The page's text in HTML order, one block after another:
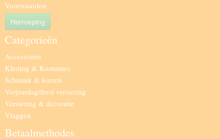
Voorwaarden
Herroeping
Categorieën
Accessoires
Kleding & Kostuums
Schmink & lenzen
Verjaardag/feest versiering
Versiering & decoratie
Vlaggen
Betaalmethodes